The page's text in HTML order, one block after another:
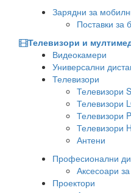
Зарядни за
Поставки за
Телевизори и
Видеокамери
Универсални
Телевизори
Телевизори
Телевизори
Телевизори
Телевизори
Антени
Професионални
Аксесоари
Проектори